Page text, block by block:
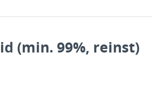
(min. 99%, reinst)